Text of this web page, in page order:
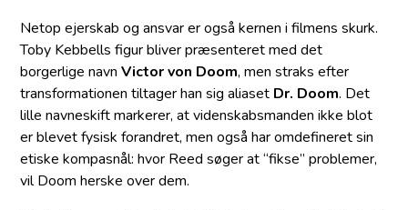
Netop ejerskab og ansvar er også kernen i filmens skurk.
Toby Kebbells figur bliver præsenteret med det
borgerlige navnVictor von Doom, men straks efter
transformationen tiltager han sig aliaset Dr. Doom. Det
lille navneskift markerer, at videnskabsmanden ikke blot
er blevet fysisk forandret, men også har omdefineret sin
etiske kompasnål: hvor Reed søger at “fikse” problemer,
vil Doom herske over dem.